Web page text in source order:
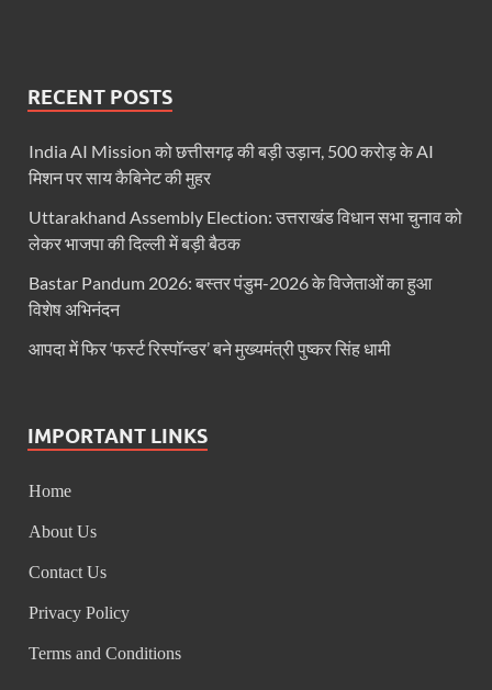
Skill Development & Polytechnic Courses:
Air Fare Issue: इंडिगो संकट के बीच बढ़े हुए हवाई किराए
UP Detention Centre: यूपी में घुसपैठ हूं पर बड़ी कार्रवाई
RECENT POSTS
India AI Mission को छत्तीसगढ़ की बड़ी उड़ान, 500 करोड़ के AI
मिशन पर साय कैबिनेट की मुहर
Uttarakhand Assembly Election: उत्तराखंड विधान सभा चुनाव को
लेकर भाजपा की दिल्ली में बड़ी बैठक
Bastar Pandum 2026: बस्तर पंडुम-2026 के विजेताओं का हुआ
विशेष अभिनंदन
आपदा में फिर ‘फर्स्ट रिस्पॉन्डर’ बने मुख्यमंत्री पुष्कर सिंह धामी
IMPORTANT LINKS
Home
About Us
Contact Us
Privacy Policy
Terms and Conditions